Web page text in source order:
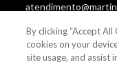
© 2014 -2026,
com mais de 700
By clicking “Accept
cookies on your
site usage, and assist